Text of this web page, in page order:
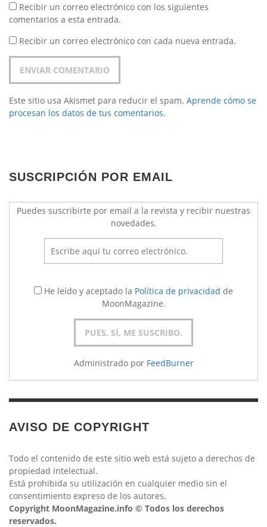
Recibir un correo electrónico con los siguientes
comentarios a esta entrada.
Recibir un correo electrónico con cada nueva entrada.
Este sitio usa Akismet para reducir el spam. Aprende cómo se
procesan los datos de tus comentarios.
SUSCRIPCIÓN POR EMAIL
Puedes suscribirte por email a la revista y recibir nuestras
novedades.
He leído y aceptado la Política de privacidad de
MoonMagazine.
Administrado por FeedBurner
AVISO DE COPYRIGHT
Todo el contenido de este sitio web está sujeto a derechos de
propiedad intelectual.
Está prohibida su utilización en cualquier medio sin el
consentimiento expreso de los autores.
Copyright MoonMagazine.info © Todos los derechos
reservados.